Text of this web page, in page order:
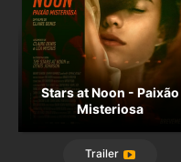
Stars at Noon - Paixão
Misteriosa
Trailer